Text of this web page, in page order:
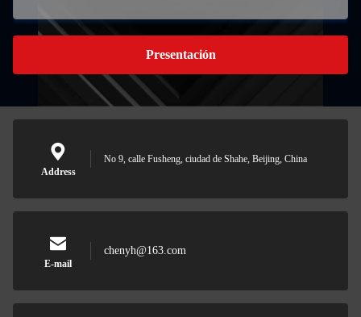
Presentación
Address
No 9, calle Fusheng, ciudad de Shahe, Beijing, China
E-mail
chenyh@163.com